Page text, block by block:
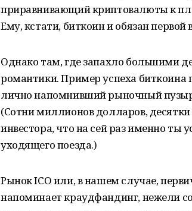
приравнивающий криптовалюты к
Ему, кстати, биткоин и обязан
Однако там, где запахло большими
романтики. Пример успеха
лично напомнивший рыночный
(Сотни миллионов долларов,
инвестора, что на сей раз именно ты
уходящего поезда.)
Рынок ICO или, в нашем случае,
напоминает краудфандинг, нежели